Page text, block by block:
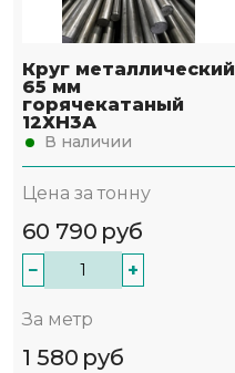
Круг металлический
65 мм
горячекатаный
12ХН3А
В наличии
Цена за тонну
60 790 руб
− +
За метр
1 580 руб